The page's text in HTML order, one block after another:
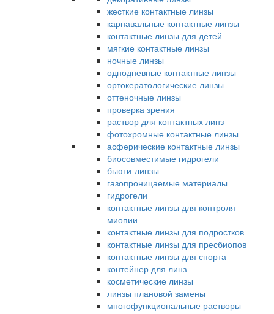
жесткие контактные линзы
карнавальные контактные линзы
контактные линзы для детей
мягкие контактные линзы
ночные линзы
однодневные контактные линзы
ортокератологические линзы
оттеночные линзы
проверка зрения
раствор для контактных линз
фотохромные контактные линзы
асферические контактные линзы
биосовместимые гидрогели
бьюти-линзы
газопроницаемые материалы
гидрогели
контактные линзы для контроля
миопии
контактные линзы для подростков
контактные линзы для пресбиопов
контактные линзы для спорта
контейнер для линз
косметические линзы
линзы плановой замены
многофункциональные растворы